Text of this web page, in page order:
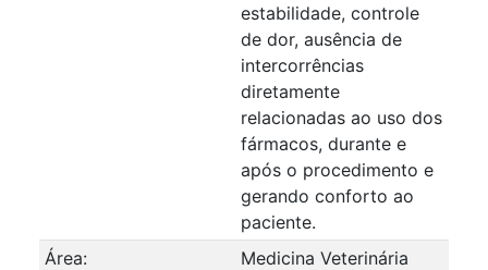
estabilidade, controle
de dor, ausência de
intercorrências
diretamente
relacionadas ao uso dos
fármacos, durante e
após o procedimento e
gerando conforto ao
paciente.
Área:
Medicina Veterinária